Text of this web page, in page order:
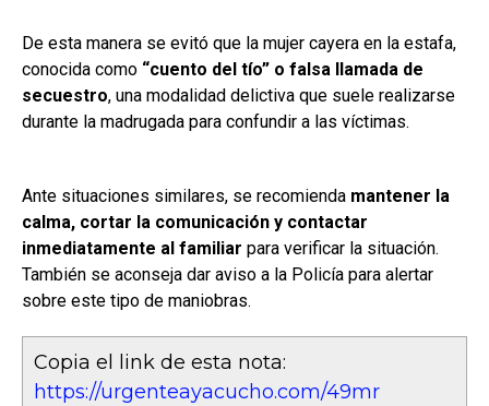
De esta manera se evitó que la mujer cayera en la estafa,
conocida como “cuento del tío” o falsa llamada de
secuestro, una modalidad delictiva que suele realizarse
durante la madrugada para confundir a las víctimas.
Ante situaciones similares, se recomienda mantener la
calma, cortar la comunicación y contactar
inmediatamente al familiar para verificar la situación.
También se aconseja dar aviso a la Policía para alertar
sobre este tipo de maniobras.
Copia el link de esta nota:
https://urgenteayacucho.com/49mr